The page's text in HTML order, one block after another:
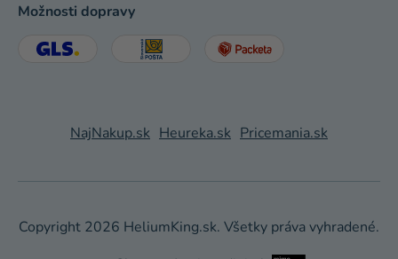
Možnosti dopravy
NajNakup.sk Heureka.sk Pricemania.sk
Copyright 2026 HeliumKing.sk. Všetky práva vyhradené.